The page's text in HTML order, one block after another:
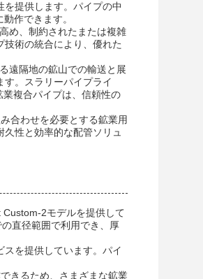
提供します。パイプの中
作できます。
め、制約されたまたは複雑
術の統合により、優れた
遠隔地の鉱山での輸送と展
。スラリーパイプライ
複合パイプは、信頼性の
合わせを必要とする鉱業用
性と効率的な配管ソリュ
2モデルを提供して
直径範囲で利用でき、厚
を提供しています。パイ
きるため、さまざまな鉱業